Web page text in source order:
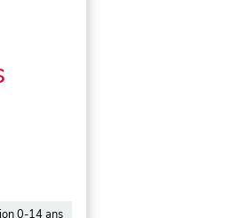
0-14 ans